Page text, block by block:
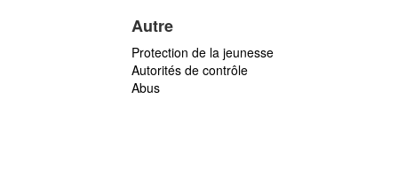
Autre
Protection de la jeunesse
Autorités de contrôle
Abus